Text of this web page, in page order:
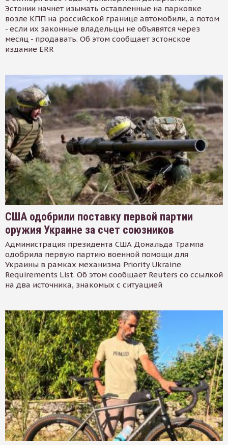
Эстонии начнет изымать оставленные на парковке
возле КПП на российской границе автомобили, а потом
- если их законные владельцы не объявятся через
месяц - продавать. Об этом сообщает эстонское
издание ERR
США одобрили поставку первой партии
оружия Украине за счет союзников
Администрация президента США Дональда Трампа
одобрила первую партию военной помощи для
Украины в рамках механизма Priority Ukraine
Requirements List. Об этом сообщает Reuters со ссылкой
на два источника, знакомых с ситуацией